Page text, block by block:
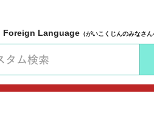
Foreign Language （がいこくじんのみなさん